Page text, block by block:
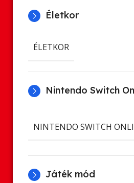
Életkor
ÉLETKOR
Nintendo Switch
NINTENDO SWITCH
Játék mód